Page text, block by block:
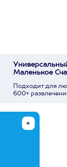
Маленькое
Подходит для
600+